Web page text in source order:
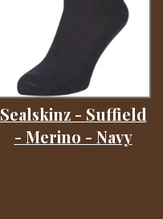
Sealskinz - Suffield
- Merino - Navy